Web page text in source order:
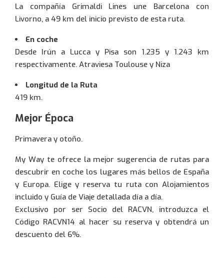
La compañía Grimaldi Lines une Barcelona con
Livorno, a 49 km del inicio previsto de esta ruta.
En coche
Desde Irún a Lucca y Pisa son 1.235 y 1.243 km
respectivamente. Atraviesa Toulouse y Niza
Longitud de la Ruta
419 km.
Mejor Época
Primavera y otoño.
My Way te ofrece la mejor sugerencia de rutas para
descubrir en coche los lugares más bellos de España
y Europa. Elige y reserva tu ruta con Alojamientos
incluido y Guía de Viaje detallada día a día.
Exclusivo por ser Socio del RACVN, introduzca el
Código RACVN14 al hacer su reserva y obtendrá un
descuento del 6%.